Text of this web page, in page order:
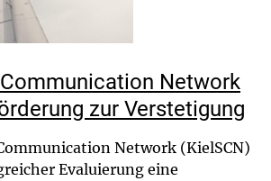
Network
zur Verstetigung
Network (KielSCN)
Evaluierung eine